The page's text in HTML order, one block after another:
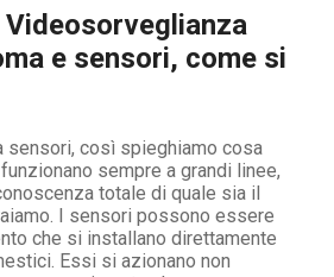
Videosorveglianza
e sensori, come si
sensori, così spieghiamo cosa
sempre a grandi linee,
totale di quale sia il
I sensori possono essere
che si installano direttamente
Essi si azionano non